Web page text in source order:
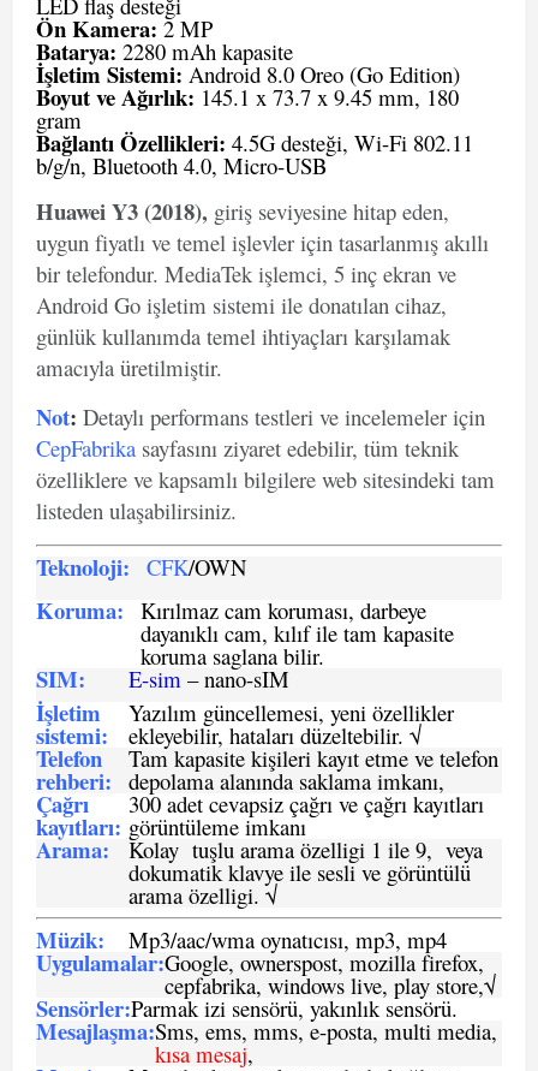
Ön Kamera: 2 MP
Batarya: 2280 mAh kapasite
İşletim Sistemi: Android 8.0 Oreo (Go Edition)
Boyut ve Ağırlık: 145.1 x 73.7 x 9.45 mm, 180
gram
Bağlantı Özellikleri: 4.5G desteği, Wi-Fi 802.11
b/g/n, Bluetooth 4.0, Micro-USB
Huawei Y3 (2018), giriş seviyesine hitap eden,
uygun fiyatlı ve temel işlevler için tasarlanmış akıllı
bir telefondur. MediaTek işlemci, 5 inç ekran ve
Android Go işletim sistemi ile donatılan cihaz,
günlük kullanımda temel ihtiyaçları karşılamak
amacıyla üretilmiştir.
Not: Detaylı performans testleri ve incelemeler için
CepFabrika sayfasını ziyaret edebilir, tüm teknik
özelliklere ve kapsamlı bilgilere web sitesindeki tam
listeden ulaşabilirsiniz.
Teknoloji: CFK/OWN
Koruma: Kırılmaz cam koruması, darbeye
dayanıklı cam, kılıf ile tam kapasite
koruma saglana bilir.
SIM: E-sim – nano-sIM
İşletim
sistemi:
Yazılım güncellemesi, yeni özellikler
ekleyebilir, hataları düzeltebilir. √
Telefon
rehberi:
Tam kapasite kişileri kayıt etme ve telefon
depolama alanında saklama imkanı,
Çağrı
kayıtları:
300 adet cevapsiz çağrı ve çağrı kayıtları
görüntüleme imkanı
Arama: Kolay tuşlu arama özelligi 1 ile 9, veya
dokumatik klavye ile sesli ve görüntülü
arama özelligi. √
Müzik: Mp3/aac/wma oynatıcısı, mp3, mp4
Uygulamalar:Google, ownerspost, mozilla firefox,
cepfabrika, windows live, play store,√
Sensörler:Parmak izi sensörü, yakınlık sensörü.
Mesajlaşma:Sms, ems, mms, e-posta, multi media,
kısa mesaj,